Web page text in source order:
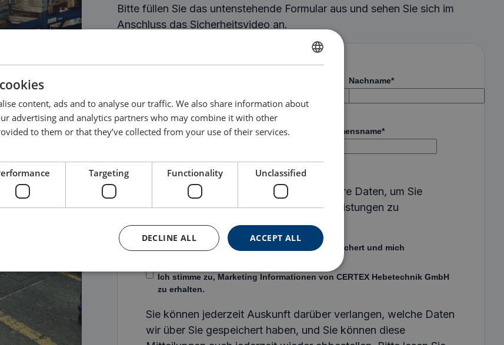
Bitte füllen Sie das untenstehende Formular aus und sehen Sie sich im
Anschluss das Sicherheitsvideo an.
Nachname*
Email* Unternehmensname*
CERTEX Hebetechnik GmbH benötigt Ihre Daten, um Sie
bezüglich unserer Produkte und Dienstleistungen zu
kontaktieren.
Ich stimme zu, dass CERTEX meine Daten speichert und mich
Ich stimme zu, Marketing Informationen von CERTEX Hebetechnik GmbH
zu erhalten.
Sie können jederzeit Auskunft darüber verlangen, welche Daten
wir über Sie gespeichert haben, und Sie können diese
GERMAN
content, ads and to analyse our traffic. We also share information about
advertising and analytics partners who may combine it with other
to them or that they’ve collected from your use of their services.
Targeting Functionality Unclassified
ACCEPT ALL
DECLINE ALL